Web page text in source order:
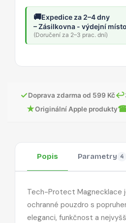
🚚Expedice za 2–4 dny
– Zásilkovna - výdejní místo
(Doručení za 2–3 prac. dní)
✓Doprava zdarma od 599 Kč↩
★Originální Apple produkty
Popis Parametry 4
Tech-Protect Magnecklace
ochranné pouzdro s
eleganci, funkčnost a